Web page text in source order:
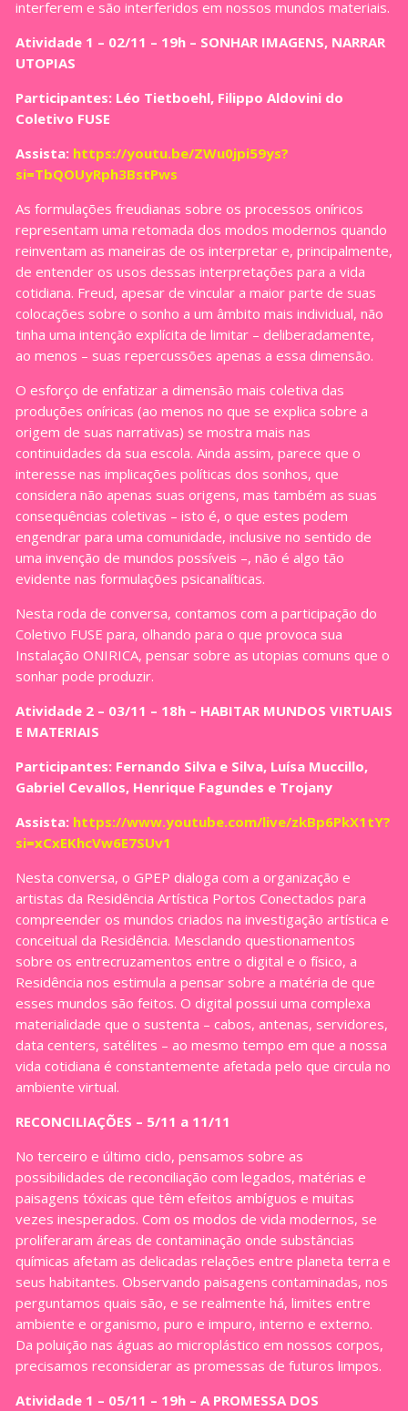
interferem e são interferidos em nossos mundos materiais.
Atividade 1 – 02/11 – 19h – SONHAR IMAGENS, NARRAR
UTOPIAS
Participantes: Léo Tietboehl, Filippo Aldovini do
Coletivo FUSE
Assista: https://youtu.be/ZWu0jpi59ys?
si=TbQOUyRph3BstPws
As formulações freudianas sobre os processos oníricos
representam uma retomada dos modos modernos quando
reinventam as maneiras de os interpretar e, principalmente,
de entender os usos dessas interpretações para a vida
cotidiana. Freud, apesar de vincular a maior parte de suas
colocações sobre o sonho a um âmbito mais individual, não
tinha uma intenção explícita de limitar – deliberadamente,
ao menos – suas repercussões apenas a essa dimensão.
O esforço de enfatizar a dimensão mais coletiva das
produções oníricas (ao menos no que se explica sobre a
origem de suas narrativas) se mostra mais nas
continuidades da sua escola. Ainda assim, parece que o
interesse nas implicações políticas dos sonhos, que
considera não apenas suas origens, mas também as suas
consequências coletivas – isto é, o que estes podem
engendrar para uma comunidade, inclusive no sentido de
uma invenção de mundos possíveis –, não é algo tão
evidente nas formulações psicanalíticas.
Nesta roda de conversa, contamos com a participação do
Coletivo FUSE para, olhando para o que provoca sua
Instalação ONIRICA, pensar sobre as utopias comuns que o
sonhar pode produzir.
Atividade 2 – 03/11 – 18h – HABITAR MUNDOS VIRTUAIS
E MATERIAIS
Participantes: Fernando Silva e Silva, Luísa Muccillo,
Gabriel Cevallos, Henrique Fagundes e Trojany
Assista: https://www.youtube.com/live/zkBp6PkX1tY?
si=xCxEKhcVw6E7SUv1
Nesta conversa, o GPEP dialoga com a organização e
artistas da Residência Artística Portos Conectados para
compreender os mundos criados na investigação artística e
conceitual da Residência. Mesclando questionamentos
sobre os entrecruzamentos entre o digital e o físico, a
Residência nos estimula a pensar sobre a matéria de que
esses mundos são feitos. O digital possui uma complexa
materialidade que o sustenta – cabos, antenas, servidores,
data centers, satélites – ao mesmo tempo em que a nossa
vida cotidiana é constantemente afetada pelo que circula no
ambiente virtual.
RECONCILIAÇÕES – 5/11 a 11/11
No terceiro e último ciclo, pensamos sobre as
possibilidades de reconciliação com legados, matérias e
paisagens tóxicas que têm efeitos ambíguos e muitas
vezes inesperados. Com os modos de vida modernos, se
proliferaram áreas de contaminação onde substâncias
químicas afetam as delicadas relações entre planeta terra e
seus habitantes. Observando paisagens contaminadas, nos
perguntamos quais são, e se realmente há, limites entre
ambiente e organismo, puro e impuro, interno e externo.
Da poluição nas águas ao microplástico em nossos corpos,
precisamos reconsiderar as promessas de futuros limpos.
Atividade 1 – 05/11 – 19h – A PROMESSA DOS